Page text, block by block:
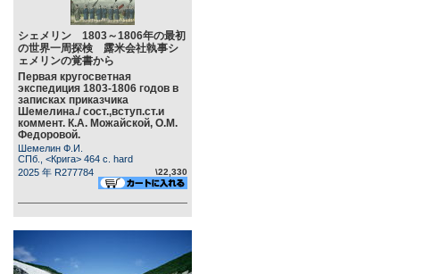
シェメリン 1803～1806年の最初
の世界一周探検 露米会社執事シ
ェメリンの覚書から
Первая кругосветная
экспедиция 1803-1806 годов в
записках приказчика
Шемелина./ сост.,вступ.ст.и
коммент. К.А. Можайской, О.М.
Федоровой.
Шемелин Ф.И.
СПб., <Крига> 464 c. hard
2025 年 R277784
\22,330